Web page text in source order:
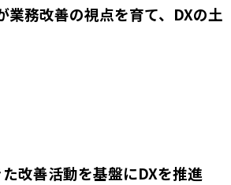
業務改善の視点を育て、DXの土
改善活動を基盤にDXを推進